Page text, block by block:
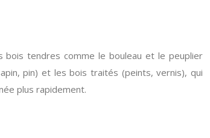
tendres comme le bouleau et le peuplier
pin) et les bois traités (peints, vernis), qui
plus rapidement.